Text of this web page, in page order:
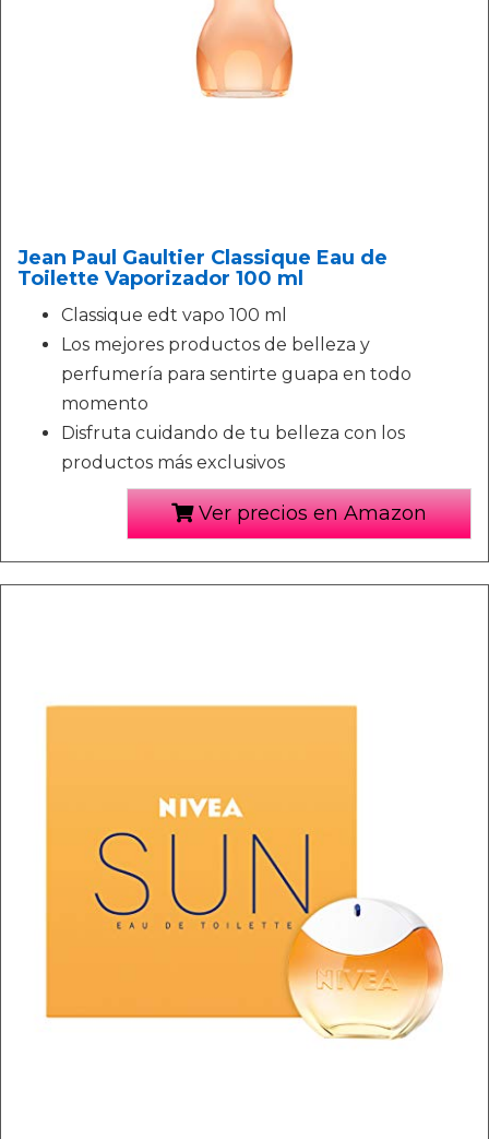
Jean Paul Gaultier Classique Eau de
Toilette Vaporizador 100 ml
Classique edt vapo 100 ml
Los mejores productos de belleza y
perfumería para sentirte guapa en todo
momento
Disfruta cuidando de tu belleza con los
productos más exclusivos
Ver precios en Amazon